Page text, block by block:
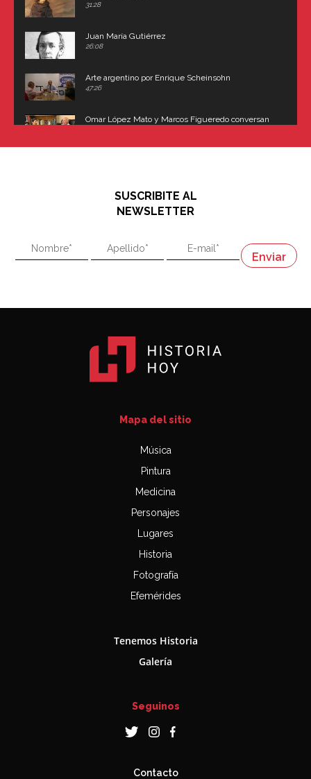
31:28
Juan María Gutiérrez
26:08
Arte argentino por Enrique Scheinsohn
47:26
Omar López Mato y Marcos Figueredo conversan
"En política, la estupidez no es una desventaja"
"En política, la estupidez no es una desventaja"
Napoleón
SUSCRIBITE AL
NEWSLETTER
Mapa del sitio
Música
Pintura
Medicina
Personajes
Lugares
Historia
Fotografía
Efemérides
Tenemos Historia
Galería
Seguinos
Contacto